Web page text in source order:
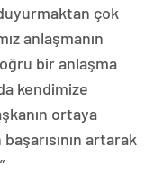
çok
anlaşmanın
bir anlaşma
kendimize
ortaya
artarak